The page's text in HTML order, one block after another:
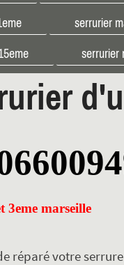
serrurier
serrurier
3eme marseille
réparé votre